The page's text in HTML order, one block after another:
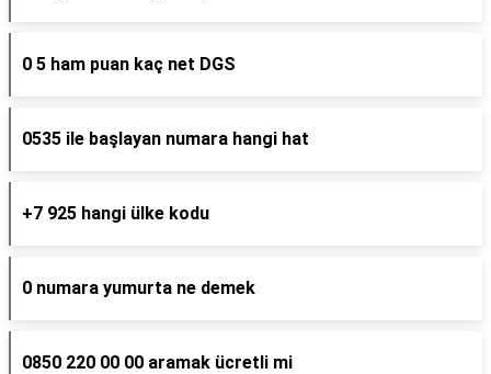
0 5 ham puan kaç net DGS
0535 ile başlayan numara hangi hat
+7 925 hangi ülke kodu
0 numara yumurta ne demek
0850 220 00 00 aramak ücretli mi